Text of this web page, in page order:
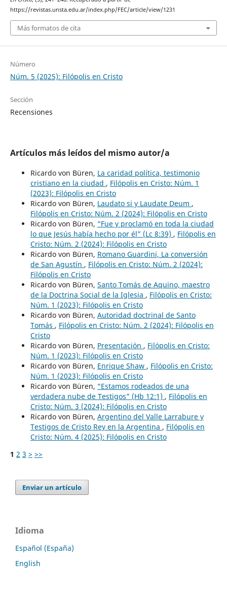
https://revistas.unsta.edu.ar/index.php/FEC/article/view/1231
Más formatos de cita
Número
Núm. 5 (2025): Filópolis en Cristo
Sección
Recensiones
Artículos más leídos del mismo autor/a
Ricardo von Büren, La caridad política, testimonio
cristiano en la ciudad , Filópolis en Cristo: Núm. 1
(2023): Filópolis en Cristo
Ricardo von Büren, Laudato si y Laudate Deum ,
Filópolis en Cristo: Núm. 2 (2024): Filópolis en Cristo
Ricardo von Büren, “Fue y proclamó en toda la ciudad
lo que Jesús había hecho por él” (Lc 8:39) , Filópolis en
Cristo: Núm. 2 (2024): Filópolis en Cristo
Ricardo von Büren, Romano Guardini, La conversión
de San Agustín , Filópolis en Cristo: Núm. 2 (2024):
Filópolis en Cristo
Ricardo von Büren, Santo Tomás de Aquino, maestro
de la Doctrina Social de la Iglesia , Filópolis en Cristo:
Núm. 1 (2023): Filópolis en Cristo
Ricardo von Büren, Autoridad doctrinal de Santo
Tomás , Filópolis en Cristo: Núm. 2 (2024): Filópolis en
Cristo
Ricardo von Büren, Presentación , Filópolis en Cristo:
Núm. 1 (2023): Filópolis en Cristo
Ricardo von Büren, Enrique Shaw , Filópolis en Cristo:
Núm. 1 (2023): Filópolis en Cristo
Ricardo von Büren, “Estamos rodeados de una
verdadera nube de Testigos” (Hb 12:1) , Filópolis en
Cristo: Núm. 3 (2024): Filópolis en Cristo
Ricardo von Büren, Argentino del Valle Larrabure y
Testigos de Cristo Rey en la Argentina , Filópolis en
Cristo: Núm. 4 (2025): Filópolis en Cristo
1 2 3 > >>
Enviar un artículo
Idioma
Español (España)
English